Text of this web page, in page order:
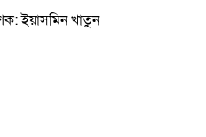
ইয়াসমিন খাতুন